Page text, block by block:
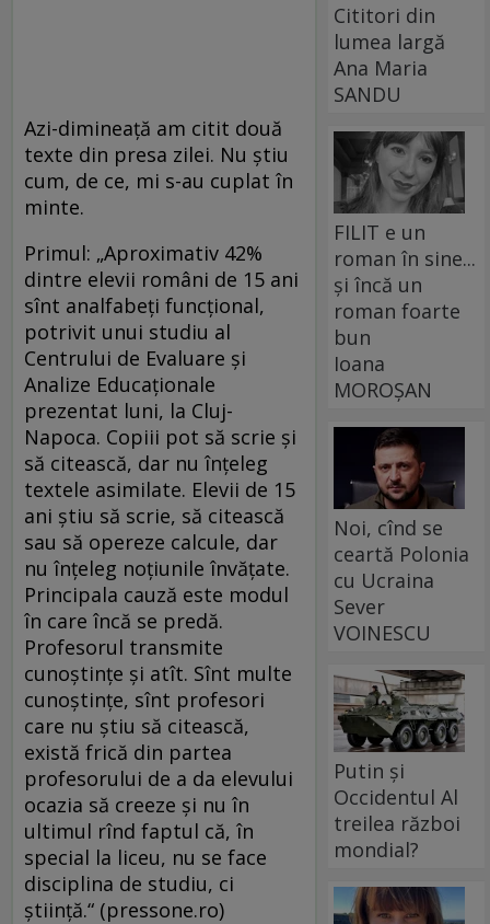
Azi-dimineață am citit două
texte din presa zilei. Nu știu
cum, de ce, mi s-au cuplat în
minte.
Primul: „Aproximativ 42%
dintre elevii români de 15 ani
sînt analfabeţi funcţional,
potrivit unui studiu al
Centrului de Evaluare şi
Analize Educaţionale
prezentat luni, la Cluj-
Napoca. Copiii pot să scrie şi
să citească, dar nu înţeleg
textele asimilate. Elevii de 15
ani ştiu să scrie, să citească
sau să opereze calcule, dar
nu înţeleg noţiunile învăţate.
Principala cauză este modul
în care încă se predă.
Profesorul transmite
cunoştinţe şi atît. Sînt multe
cunoştinţe, sînt profesori
care nu ştiu să citească,
există frică din partea
profesorului de a da elevului
ocazia să creeze şi nu în
ultimul rînd faptul că, în
special la liceu, nu se face
disciplina de studiu, ci
ştiinţă.“ (pressone.ro)
Cititori din
lumea largă
Ana Maria
SANDU
FILIT e un
roman în sine...
și încă un
roman foarte
bun
Ioana
MOROȘAN
Noi, cînd se
ceartă Polonia
cu Ucraina
Sever
VOINESCU
Putin și
Occidentul Al
treilea război
mondial?